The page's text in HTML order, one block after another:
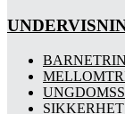
SIKKERHET